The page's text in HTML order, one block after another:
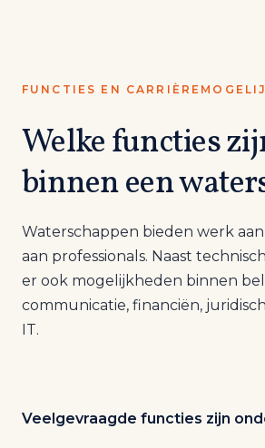
FUNCTIES EN
Welke functies
binnen een
Waterschappen bieden werk
aan professionals. Naast
er ook mogelijkheden binnen
communicatie, financiën,
IT.
Veelgevraagde functies zijn